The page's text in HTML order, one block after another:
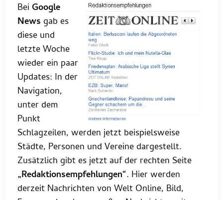
Bei Google
News gab es
diese und
letzte Woche
wieder ein paar
Updates: In der
Navigation,
unter dem
Punkt
Schlagzeilen, werden jetzt beispielsweise
Städte, Personen und Vereine dargestellt.
Zusätzlich gibt es jetzt auf der rechten Seite
„Redaktionsempfehlungen“. Hier werden
derzeit Nachrichten von Welt Online, Bild,